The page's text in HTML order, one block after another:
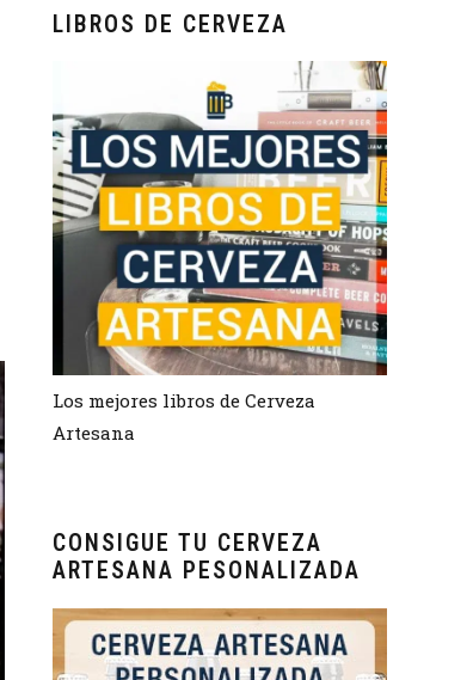
LIBROS DE CERVEZA
Los mejores libros de Cerveza
Artesana
CONSIGUE TU CERVEZA
ARTESANA PESONALIZADA